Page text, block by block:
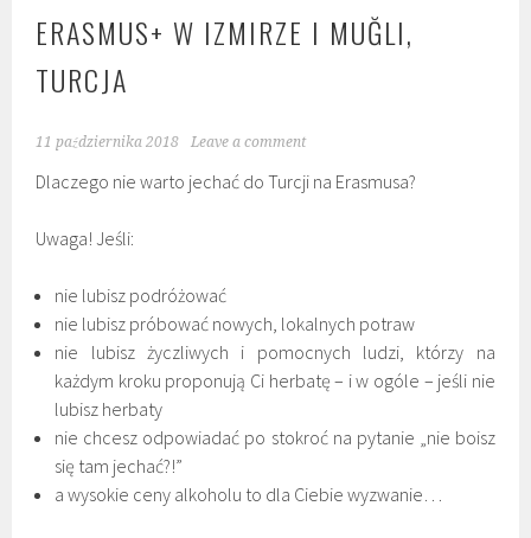
ERASMUS+ W IZMIRZE I MUĞLI,
TURCJA
11 października 2018 Leave a comment
Dlaczego nie warto jechać do Turcji na Erasmusa?
Uwaga! Jeśli:
nie lubisz podróżować
nie lubisz próbować nowych, lokalnych potraw
nie lubisz życzliwych i pomocnych ludzi, którzy na
każdym kroku proponują Ci herbatę – i w ogóle – jeśli nie
lubisz herbaty
nie chcesz odpowiadać po stokroć na pytanie „nie boisz
się tam jechać?!”
a wysokie ceny alkoholu to dla Ciebie wyzwanie…